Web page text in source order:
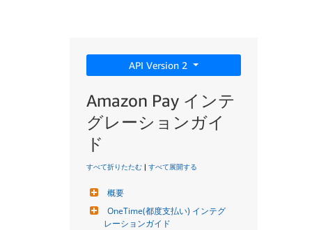
API Version 2
Amazon Pay インテ
グレーションガイ
ド
すべて折りたたむ | すべて展開する
概要
OneTime(都度支払い) インテグ
レーションガイド